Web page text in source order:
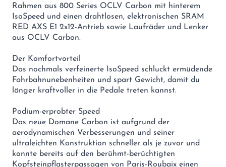
Rahmen aus 800 Series OCLV Carbon mit hinterem
IsoSpeed und einen drahtlosen, elektronischen SRAM
RED AXS E1 2x12-Antrieb sowie Laufräder und Lenker
aus OCLV Carbon.
Der Komfortvorteil
Das nochmals verfeinerte IsoSpeed schluckt ermüdende
Fahrbahnunebenheiten und spart Gewicht, damit du
länger kraftvoller in die Pedale treten kannst.
Podium-erprobter Speed
Das neue Domane Carbon ist aufgrund der
aerodynamischen Verbesserungen und seiner
ultraleichten Konstruktion schneller als je zuvor und
konnte bereits auf den berühmt-berüchtigten
Kopfsteinpflasterpassagen von Paris-Roubaix einen